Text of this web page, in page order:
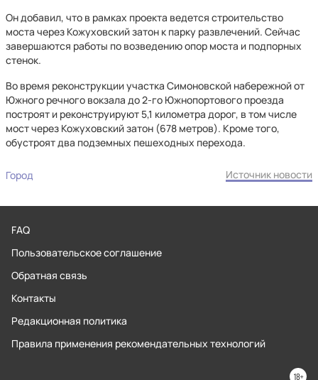
Он добавил, что в рамках проекта ведется строительство
моста через Кожуховский затон к парку развлечений. Сейчас
завершаются работы по возведению опор моста и подпорных
стенок.
Во время реконструкции участка Симоновской набережной от
Южного речного вокзала до 2-го Южнопортового проезда
построят и реконструируют 5,1 километра дорог, в том числе
мост через Кожуховский затон (678 метров). Кроме того,
обустроят два подземных пешеходных перехода.
Город Источник новости
FAQ
Пользовательское соглашение
Обратная связь
Контакты
Редакционная политика
Правила применения рекомендательных технологий